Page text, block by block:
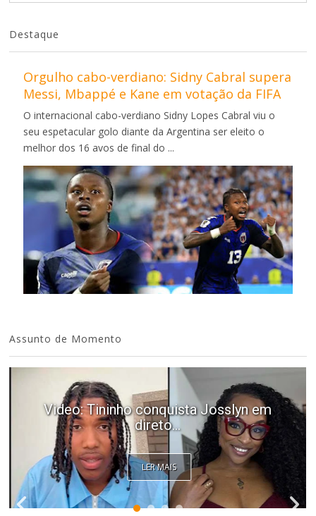
Destaque
Orgulho cabo-verdiano: Sidny Cabral supera
Messi, Mbappé e Kane em votação da FIFA
O internacional cabo-verdiano Sidny Lopes Cabral viu o
seu espetacular golo diante da Argentina ser eleito o
melhor dos 16 avos de final do ...
Assunto de Momento
Video: Tininho conquista Josslyn em
direto...
LER MAIS